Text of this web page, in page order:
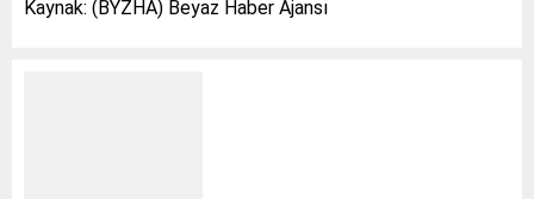
Kaynak: (BYZHA) Beyaz Haber Ajansı